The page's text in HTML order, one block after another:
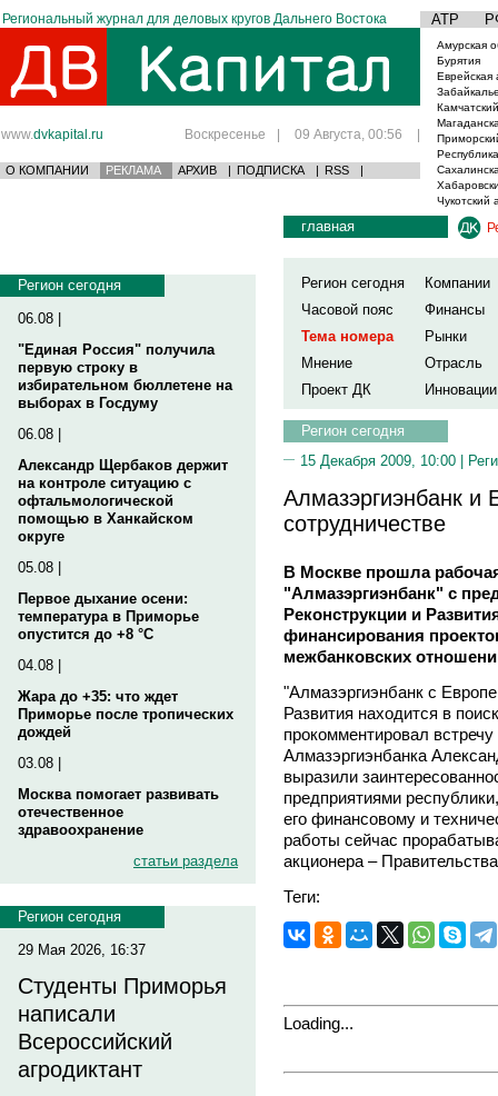
Региональный журнал для деловых кругов Дальнего Востока АТР
www.dvkapital.ru Воскресенье | 09 Августа, 00:56 |
О КОМПАНИИ РЕКЛАМА АРХИВ | ПОДПИСКА | RSS |
Амурская
Бурятия
Еврейская
Чукотский
Регион сегодня
06.08 |
"Единая Россия" получила
первую строку в
избирательном бюллетене на
выборах в Госдуму
06.08 |
Александр Щербаков держит
на контроле ситуацию с
офтальмологической
помощью в Ханкайском
округе
05.08 |
Первое дыхание осени:
температура в Приморье
опустится до +8 °C
04.08 |
Жара до +35: что ждет
Приморье после тропических
дождей
03.08 |
Москва помогает развивать
отечественное
здравоохранение
статьи раздела
Регион сегодня
29 Мая 2026, 16:37
Студенты Приморья
написали
Всероссийский
агродиктант
главная
Регион сегодня
Компании
Часовой пояс
Финансы
Тема номера
Рынки
Мнение
Отрасль
Проект ДК
Инновации
Регион сегодня
15 Декабря 2009, 10:00 |
Алмазэргиэнбанк и
сотрудничестве
В Москве прошла
"Алмазэргиэнбанк" c
Реконструкции и
финансирования
межбанковских
"Алмазэргиэнбанк с
Развития находится в
прокомментировал
Алмазэргиэнбанка
выразили
предприятиями
его финансовому и
работы сейчас
акционера –
Теги:
Loading...